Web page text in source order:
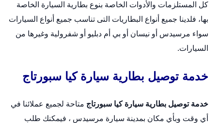
كل المستلزمات والأدوات الخاصة بنوع بطارية السيارة الخاصة
بها، فلدينا جميع أنواع البطاريات التى تناسب جميع أنواع السيارات
سواء مرسيدس أو نيسان أو بي أم دبليو أو شفرولية وغيرها من
السيارات.
خدمة توصيل بطارية سيارة كيا سبورتاج
خدمة توصيل بطارية سيارة كيا سبورتاج متاحة لجميع عملائنا في
أي وقت وبأي مكان بمدينة سيارة مرسيدس ، فيمكنك طلب